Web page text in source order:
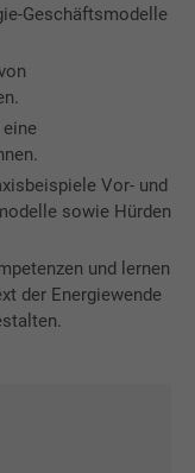
Geschäftsmodelle
Vor- und
sowie Hürden
und lernen
der Energiewende